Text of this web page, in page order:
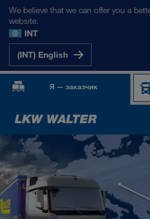
We believe that we can offer you a
website.
INT
(INT) English
Я — заказчик
НАШИ РЫНКИ
Европа
Центральная Азия